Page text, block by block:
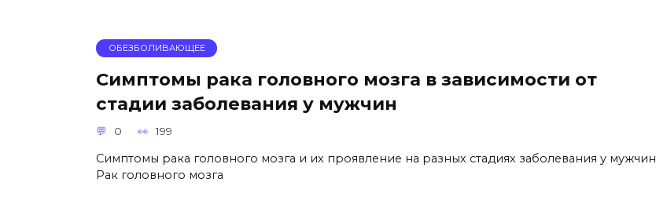
ОБЕЗБОЛИВАЮЩЕЕ
Симптомы рака головного мозга в зависимости от
стадии заболевания у мужчин
0 199
Симптомы рака головного мозга и их проявление на разных стадиях заболевания у мужчин
Рак головного мозга